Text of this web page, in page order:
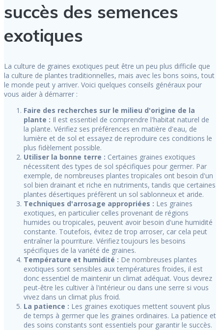
succès des semences
exotiques
La culture de graines exotiques peut être un peu plus difficile que
la culture de plantes traditionnelles, mais avec les bons soins, tout
le monde peut y arriver. Voici quelques conseils généraux pour
vous aider à démarrer :
Faire des recherches sur le milieu d'origine de la
plante : Il est essentiel de comprendre l'habitat naturel de
la plante. Vérifiez ses préférences en matière d'eau, de
lumière et de sol et essayez de reproduire ces conditions le
plus fidèlement possible.
Utiliser la bonne terre : Certaines graines exotiques
nécessitent des types de sol spécifiques pour germer. Par
exemple, de nombreuses plantes tropicales ont besoin d'un
sol bien drainant et riche en nutriments, tandis que certaines
plantes désertiques préfèrent un sol sablonneux et aride.
Techniques d'arrosage appropriées : Les graines
exotiques, en particulier celles provenant de régions
humides ou tropicales, peuvent avoir besoin d'une humidité
constante. Toutefois, évitez de trop arroser, car cela peut
entraîner la pourriture. Vérifiez toujours les besoins
spécifiques de la variété de graines.
Température et humidité : De nombreuses plantes
exotiques sont sensibles aux températures froides, il est
donc essentiel de maintenir un climat adéquat. Vous devrez
peut-être les cultiver à l'intérieur ou dans une serre si vous
vivez dans un climat plus froid.
La patience : Les graines exotiques mettent souvent plus
de temps à germer que les graines ordinaires. La patience et
des soins constants sont essentiels pour garantir le succès.